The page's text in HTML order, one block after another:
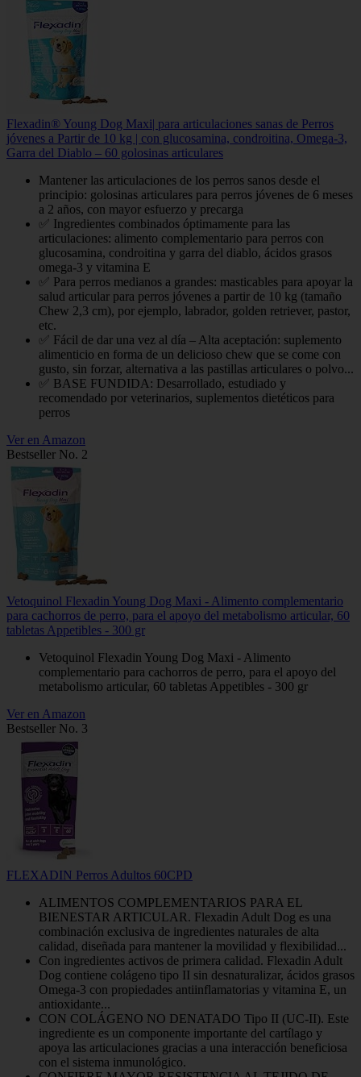
Flexadin® Young Dog Maxi| para articulaciones sanas de Perros
jóvenes a Partir de 10 kg | con glucosamina, condroitina, Omega-3,
Garra del Diablo – 60 golosinas articulares
Mantener las articulaciones de los perros sanos desde el
principio: golosinas articulares para perros jóvenes de 6 meses
a 2 años, con mayor esfuerzo y precarga
✅ Ingredientes combinados óptimamente para las
articulaciones: alimento complementario para perros con
glucosamina, condroitina y garra del diablo, ácidos grasos
omega-3 y vitamina E
✅ Para perros medianos a grandes: masticables para apoyar la
salud articular para perros jóvenes a partir de 10 kg (tamaño
Chew 2,3 cm), por ejemplo, labrador, golden retriever, pastor,
etc.
✅ Fácil de dar una vez al día – Alta aceptación: suplemento
alimenticio en forma de un delicioso chew que se come con
gusto, sin forzar, alternativa a las pastillas articulares o polvo...
✅ BASE FUNDIDA: Desarrollado, estudiado y
recomendado por veterinarios, suplementos dietéticos para
perros
Ver en Amazon
Bestseller No. 2
Vetoquinol Flexadin Young Dog Maxi - Alimento complementario
para cachorros de perro, para el apoyo del metabolismo articular, 60
tabletas Appetibles - 300 gr
Vetoquinol Flexadin Young Dog Maxi - Alimento
complementario para cachorros de perro, para el apoyo del
metabolismo articular, 60 tabletas Appetibles - 300 gr
Ver en Amazon
Bestseller No. 3
FLEXADIN Perros Adultos 60CPD
ALIMENTOS COMPLEMENTARIOS PARA EL
BIENESTAR ARTICULAR. Flexadin Adult Dog es una
combinación exclusiva de ingredientes naturales de alta
calidad, diseñada para mantener la movilidad y flexibilidad...
Con ingredientes activos de primera calidad. Flexadin Adult
Dog contiene colágeno tipo II sin desnaturalizar, ácidos grasos
Omega-3 con propiedades antiinflamatorias y vitamina E, un
antioxidante...
CON COLÁGENO NO DENATADO Tipo II (UC-II). Este
ingrediente es un componente importante del cartílago y
apoya las articulaciones gracias a una interacción beneficiosa
con el sistema inmunológico.